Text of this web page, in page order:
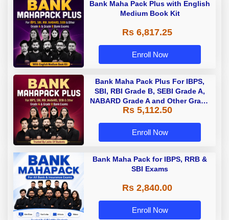
Bank Maha Pack Plus with English
Medium Book Kit
Rs 6,817.25
Enroll Now
Bank Maha Pack Plus For IBPS,
SBI, RBI Grade B, SEBI Grade A,
NABARD Grade A and Other Grade
A & Grade B Bank Exams
Rs 5,112.50
Enroll Now
Bank Maha Pack for IBPS, RRB &
SBI Exams
Rs 2,840.00
Enroll Now